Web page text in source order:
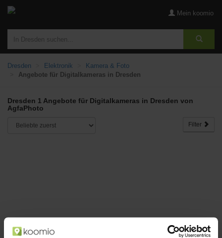
Mein koomio
Dresden Elektronik
Kamera & Foto
Angebote für Digitalkameras in Dresden
Dresden 1 Angebote für Digitalkameras in Dresden von
AgfaPhoto
Filter